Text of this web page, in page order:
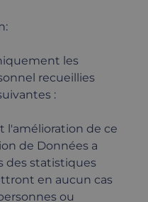
les
recueillies
:
l'amélioration de ce
de Données a
des statistiques
en aucun cas
ou